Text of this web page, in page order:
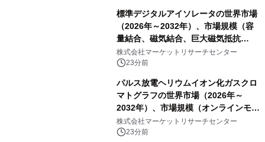
標準デジタルアイソレータの世界市場
（2026年～2032年）、市場規模（容
量結合、磁気結合、巨大磁気抵抗
（GMR））・分析レポートを発表
株式会社マーケットリサーチセンター
23分前
パルス放電ヘリウムイオン化ガスクロ
マトグラフの世界市場（2026年～
2032年）、市場規模（オンラインモニ
タリング型、ラボラトリー型）・分析
レポートを発表
株式会社マーケットリサーチセンター
23分前